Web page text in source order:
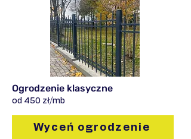
Ogrodzenie klasyczne
od 450 zł/mb
Wyceń ogrodzenie